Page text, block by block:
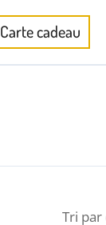
Carte cadeau